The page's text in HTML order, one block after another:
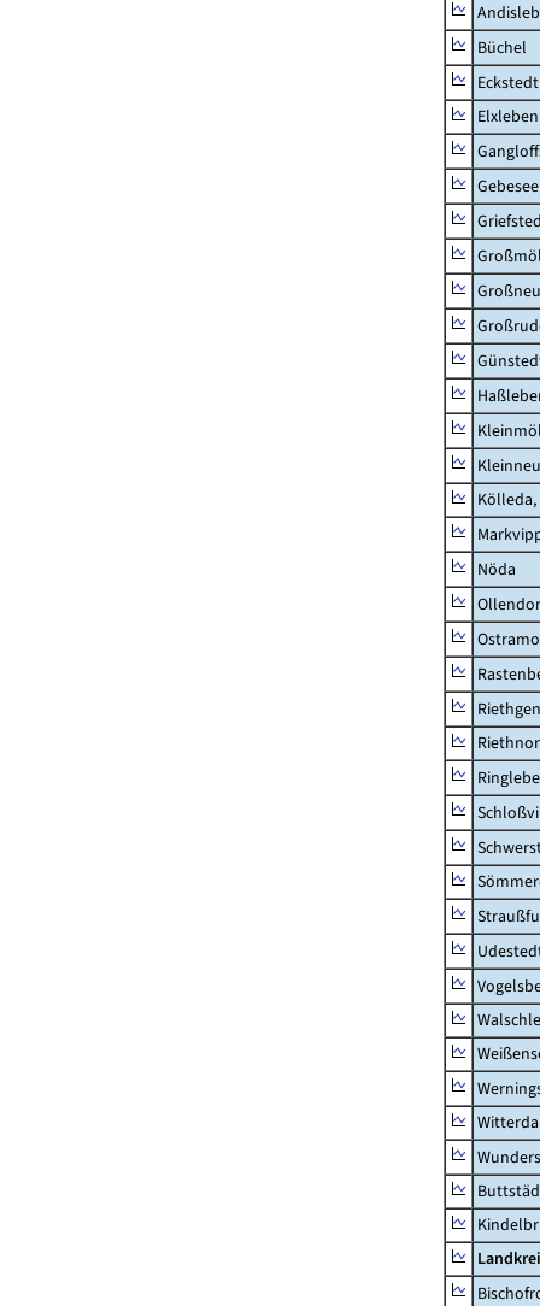
Büchel
Eckstedt
Elxleben
Nöda
Riethgen
Witterda